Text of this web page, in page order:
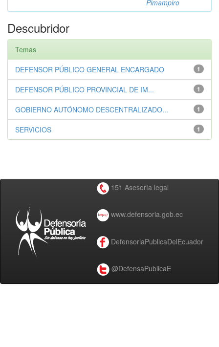
Pimampiro
Descubridor
Temas
1
DEFENSOR PÚBLICO GENERAL ENCARGADO
1
DEFENSOR PÚBLICO PROVINCIAL DE IM...
1
GOBIERNO AUTÓNOMO DESCENTRALIZADO...
1
SERVICIOS
151 Asesoría legal
www.defensoria.gob.ec
DefensoriaPublicaDelEcuador
@DefensaPublicaE